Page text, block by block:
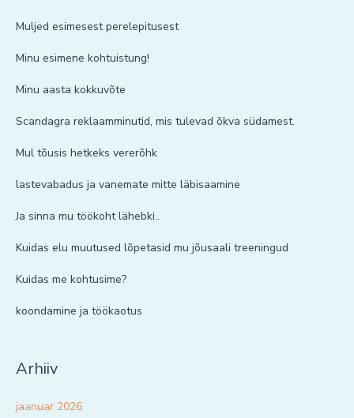
Muljed esimesest perelepitusest
Minu esimene kohtuistung!
Minu aasta kokkuvõte
Scandagra reklaamminutid, mis tulevad õkva südamest.
Mul tõusis hetkeks vererõhk
lastevabadus ja vanemate mitte läbisaamine
Ja sinna mu töökoht lähebki..
Kuidas elu muutused lõpetasid mu jõusaali treeningud
Kuidas me kohtusime?
koondamine ja töökaotus
Arhiiv
jaanuar 2026